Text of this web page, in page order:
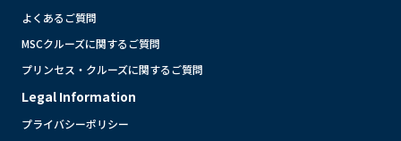
よくあるご質問
MSCクルーズに関するご質問
プリンセス・クルーズに関するご質問
Legal Information
プライバシーポリシー